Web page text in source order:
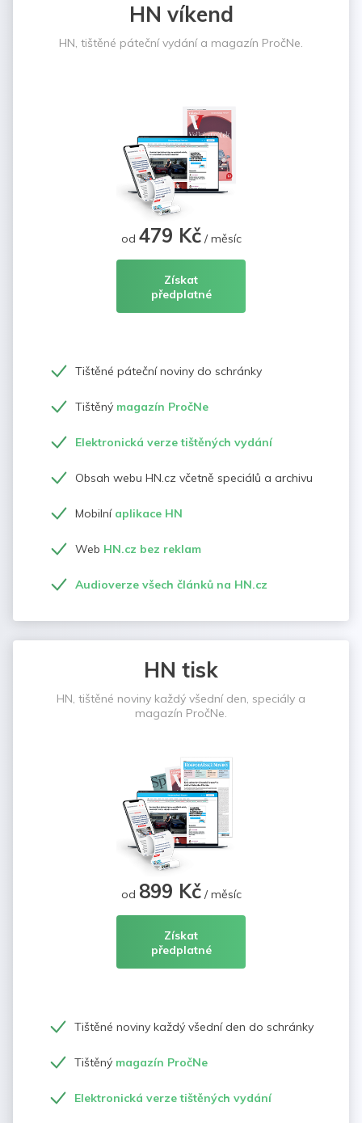
HN víkend
HN, tištěné páteční vydání a magazín PročNe.
od 479 Kč/ měsíc
Získat
předplatné
Tištěné páteční noviny do schránky
Tištěný magazín PročNe
Elektronická verze tištěných vydání
Obsah webu HN.cz včetně speciálů a archivu
Mobilní aplikace HN
Web HN.cz bez reklam
Audioverze všech článků na HN.cz
HN tisk
HN, tištěné noviny každý všední den, speciály a
magazín PročNe.
od 899 Kč/ měsíc
Získat
předplatné
Tištěné noviny každý všední den do schránky
Tištěný magazín PročNe
Elektronická verze tištěných vydání